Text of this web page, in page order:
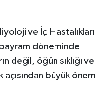
ve İç Hastalıkları
döneminde
değil, öğün sıklığı ve
büyük önem